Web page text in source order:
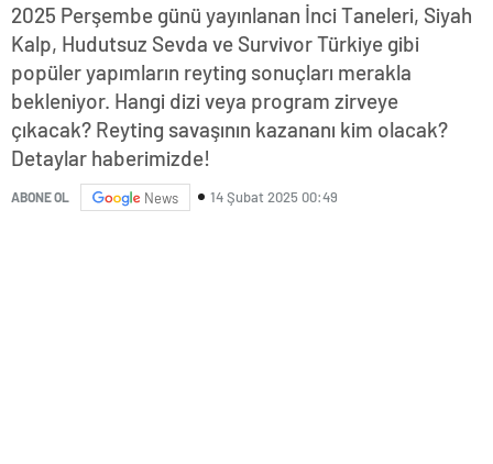
2025 Perşembe günü yayınlanan İnci Taneleri, Siyah
Kalp, Hudutsuz Sevda ve Survivor Türkiye gibi
popüler yapımların reyting sonuçları merakla
bekleniyor. Hangi dizi veya program zirveye
çıkacak? Reyting savaşının kazananı kim olacak?
Detaylar haberimizde!
ABONE OL News 14 Şubat 2025 00:49